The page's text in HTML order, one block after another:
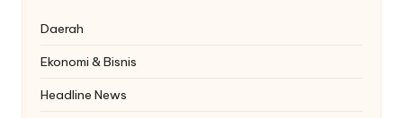
Daerah
Ekonomi & Bisnis
Headline News